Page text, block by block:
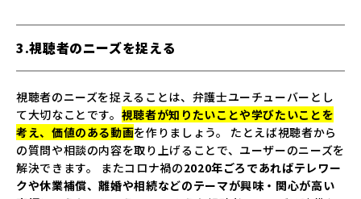
3.視聴者のニーズを捉える
視聴者のニーズを捉えることは、弁護士ユーチューバーとし
て大切なことです。 視聴者が知りたいことや学びたいことを
考え、価値のある動画を作りましょう。 たとえば視聴者から
の質問や相談の内容を取り上げることで、ユーザーのニーズを
解決できます。 またコロナ禍の2020年ごろであればテレワー
クや休業補償、離婚や相続などのテーマが興味・関心が高い